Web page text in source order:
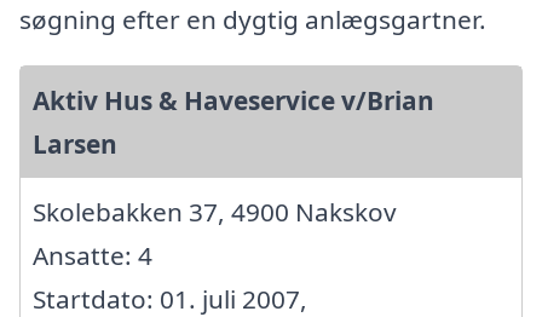
søgning efter en dygtig anlægsgartner.
Aktiv Hus & Haveservice v/Brian
Larsen
Skolebakken 37, 4900 Nakskov
Ansatte: 4
Startdato: 01. juli 2007,